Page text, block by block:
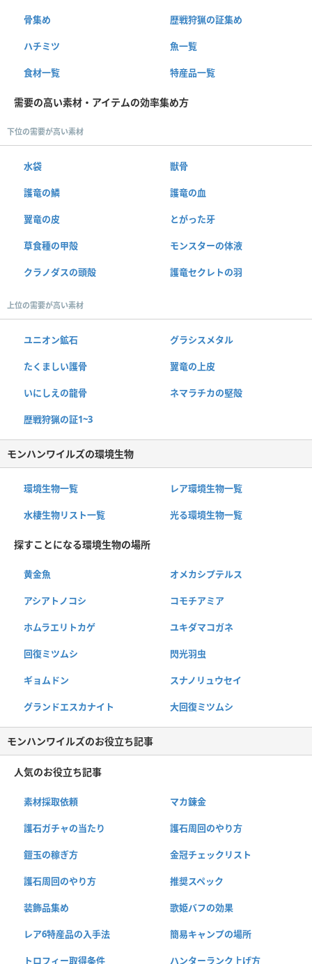
骨集め 歴戦狩猟の証集め
ハチミツ 魚一覧
食材一覧 特産品一覧
需要の高い素材・アイテムの効率集め方
下位の需要が高い素材
水袋 獣骨
護竜の鱗 護竜の血
翼竜の皮 とがった牙
草食種の甲殻 モンスターの体液
クラノダスの頭殻 護竜セクレトの羽
上位の需要が高い素材
ユニオン鉱石 グラシスメタル
たくましい護骨 翼竜の上皮
いにしえの龍骨 ネマラチカの堅殻
歴戦狩猟の証1~3
モンハンワイルズの環境生物
環境生物一覧 レア環境生物一覧
水棲生物リスト一覧 光る環境生物一覧
探すことになる環境生物の場所
黄金魚 オメカシプテルス
アシアトノコシ コモチアミア
ホムラエリトカゲ ユキダマコガネ
回復ミツムシ 閃光羽虫
ギョムドン スナノリュウセイ
グランドエスカナイト 大回復ミツムシ
モンハンワイルズのお役立ち記事
人気のお役立ち記事
素材採取依頼 マカ錬金
護石ガチャの当たり 護石周回のやり方
鎧玉の稼ぎ方 金冠チェックリスト
護石周回のやり方 推奨スペック
装飾品集め 歌姫バフの効果
レア6特産品の入手法 簡易キャンプの場所
トロフィー取得条件 ハンターランク上げ方